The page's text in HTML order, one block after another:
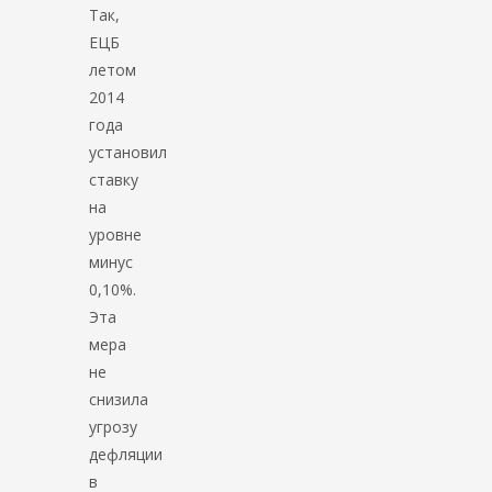
Так,
ЕЦБ
летом
2014
года
установил
ставку
на
уровне
минус
0,10%.
Эта
мера
не
снизила
угрозу
дефляции
в